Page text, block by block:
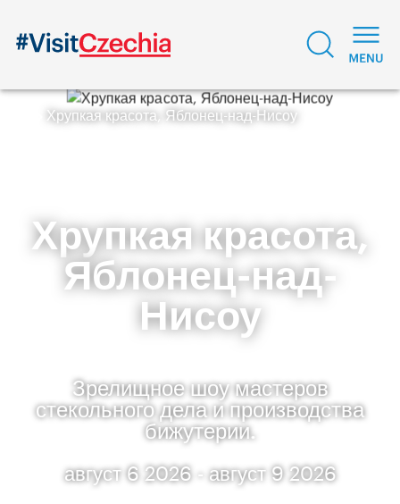
Хрупкая красота, Яблонец-над-Нисоу
Хрупкая красота,
Яблонец-над-
Нисоу
Зрелищное шоу мастеров
стекольного дела и производства
бижутерии.
август 6 2026 - август 9 2026